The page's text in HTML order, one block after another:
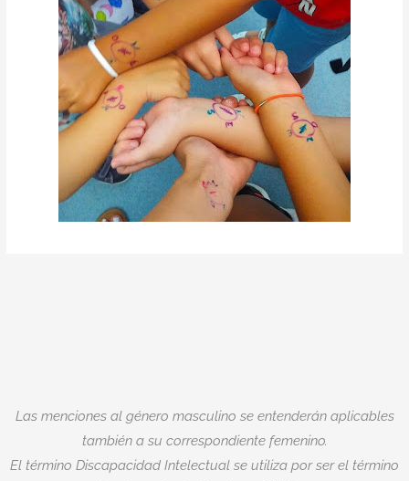
Las menciones al género masculino se entenderán aplicables
también a su correspondiente femenino.
El término Discapacidad Intelectual se utiliza por ser el término